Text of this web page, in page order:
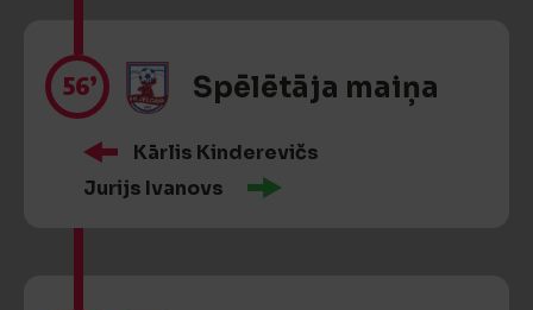
56’ Spēlētāja maiņa
Kārlis Kinderevičs
Jurijs Ivanovs